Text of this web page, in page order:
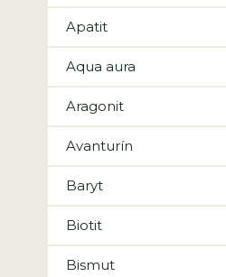
Apatit
Aqua aura
Aragonit
Avanturín
Baryt
Biotit
Bismut